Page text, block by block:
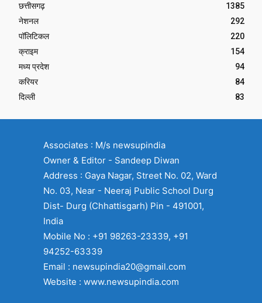
छत्तीसगढ़
1385
नेशनल
292
पॉलिटिकल
220
क्राइम
154
मध्य प्रदेश
94
करियर
84
दिल्ली
83
Associates : M/s newsupindia
Owner & Editor - Sandeep Diwan
Address : Gaya Nagar, Street No. 02, Ward
No. 03, Near - Neeraj Public School Durg
Dist- Durg (Chhattisgarh) Pin - 491001,
India
Mobile No : +91 98263-23339, +91
94252-63339
Email : newsupindia20@gmail.com
Website : www.newsupindia.com